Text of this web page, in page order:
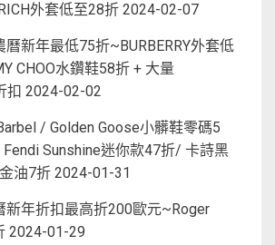
外套低至28折 2024-02-07
新年最低75折~BURBERRY外套低
CHOO水鑽鞋58折 + 大量
扣 2024-02-02
/ Golden Goose小髒鞋零碼5
Fendi Sunshine迷你款47折/ 卡詩黑
油7折 2024-01-31
新年折扣最高折200歐元~Roger
2024-01-29